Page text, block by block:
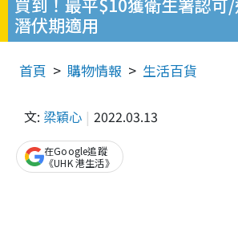
買到！最平$10獲衛生署認可
潛伏期適用
首頁 購物情報 生活百貨
文: 梁穎心 2022.03.13
在Google追蹤
《UHK 港生活》